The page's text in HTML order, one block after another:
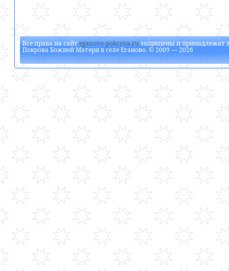
Все права на сайтeganovo-pokrova.ruзащищены и принадлежат
Покрова Божией Матери в селе Еганово. © 2009 — 2026